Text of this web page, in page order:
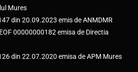
Mures
din 20.09.2023 emis de ANMDMR
00000000182 emisa de Directia
din 22.07.2020 emisa de APM Mures